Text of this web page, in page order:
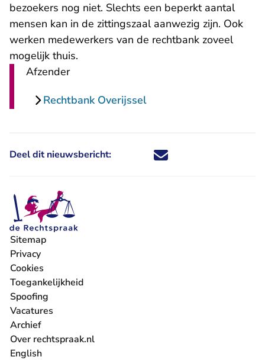
bezoekers nog niet. Slechts een beperkt aantal
mensen kan in de zittingszaal aanwezig zijn. Ook
werken medewerkers van de rechtbank zoveel
mogelijk thuis.
Afzender
Rechtbank Overijssel
Deel dit nieuwsbericht: Deel dit nieuwsbericht via X -
Deel dit nieuwsbericht via
Deel dit nieuwsbericht
Deel dit
Sitemap
Privacy
Cookies
Toegankelijkheid
Spoofing
Vacatures
- U verlaat Rechtspraak.nl
Archief
Over rechtspraak.nl
English